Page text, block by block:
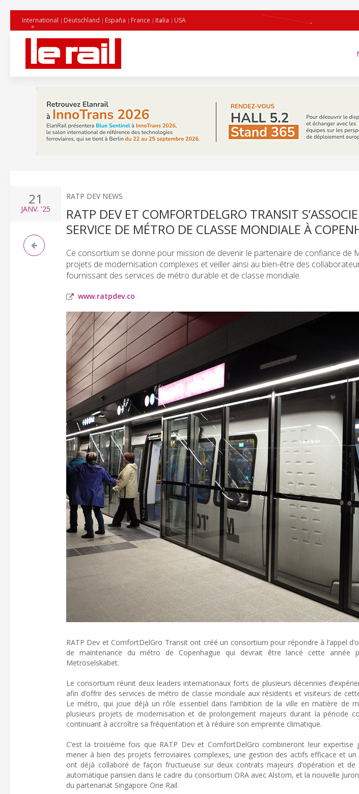
International Deutschland España France Italia USA
21
JANV. '25
RATP DEV NEWS
RATP DEV ET COMFORTDELGRO TRANSIT
SERVICE DE MÉTRO DE CLASSE MONDIALE À
Ce consortium se donne pour mission de devenir le partenaire de confiance de
projets de modernisation complexes et veiller ainsi au bien-être des
fournissant des services de métro durable et de classe mondiale.
www.ratpdev.co
RATP Dev et ComfortDelGro Transit ont créé un consortium pour répondre à l’appel
de maintenance du métro de Copenhague qui devrait être lancé cette année
Metroselskabet.
Le consortium réunit deux leaders internationaux forts de plusieurs décennies
afin d’offrir des services de métro de classe mondiale aux résidents et visiteurs de
Le métro, qui joue déjà un rôle essentiel dans l’ambition de la ville en matière de
plusieurs projets de modernisation et de prolongement majeurs durant la période
continuant à accroître sa fréquentation et à réduire son empreinte climatique.
C’est la troisième fois que RATP Dev et ComfortDelGro combineront leur
mener à bien des projets ferroviaires complexes, une gestion des actifs efficace et un
ont déjà collaboré de façon fructueuse sur deux contrats majeurs d’opération et
automatique parisien dans le cadre du consortium ORA avec Alstom, et la nouvelle
du partenariat Singapore One Rail.